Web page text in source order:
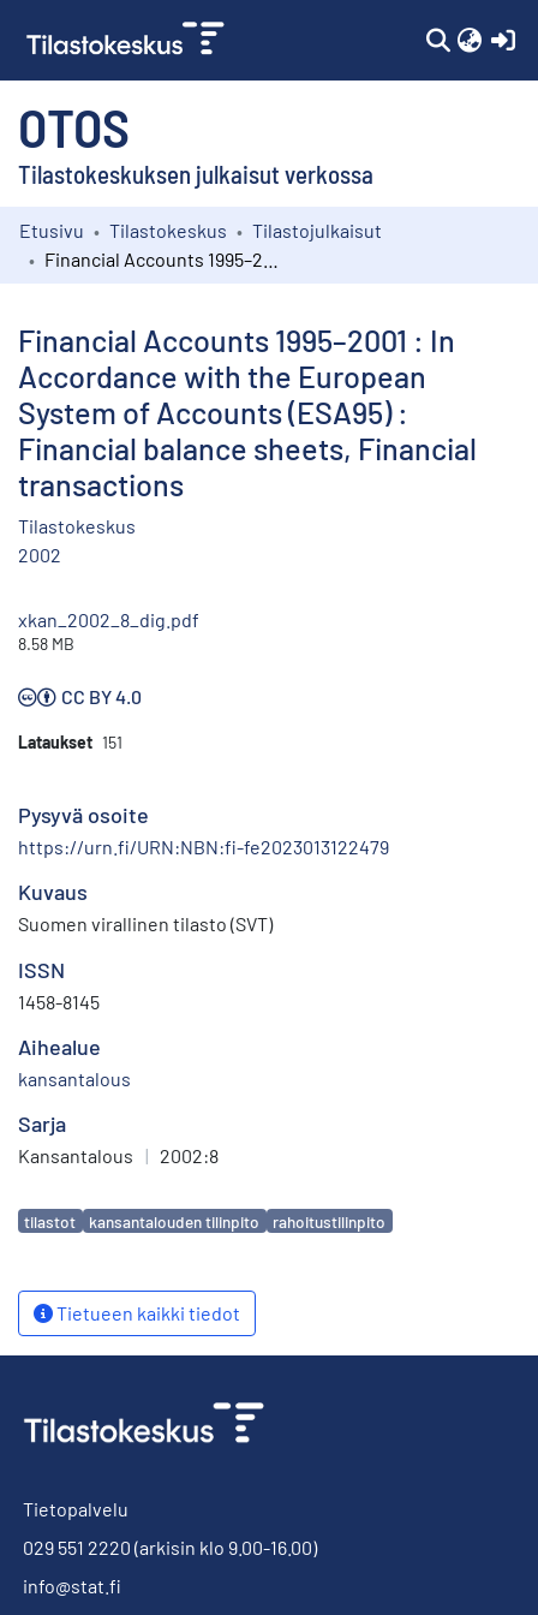
OTOS
Tilastokeskuksen julkaisut verkossa
Kokoelmat
Etusivu Tilastokeskus
Tilastojulkaisut
Financial Accounts 1995–2001 : In
Accordance with the European
System of Accounts (ESA95) :
Financial balance sheets, Financial
transactions
Tilastokeskus
2002
xkan_2002_8_dig.pdf
8.58 MB
CC BY 4.0
Lataukset 151
Pysyvä osoite
https://urn.fi/URN:NBN:fi-fe2023013122479
Kuvaus
Suomen virallinen tilasto (SVT)
ISSN
1458-8145
Aihealue
kansantalous
Sarja
Kansantalous | 2002:8
Avainsanat
tilastot kansantalouden tilinpito rahoitustilinpito
Tietueen kaikki tiedot
Tietopalvelu
029 551 2220 (arkisin klo 9.00-16.00)
info@stat.fi